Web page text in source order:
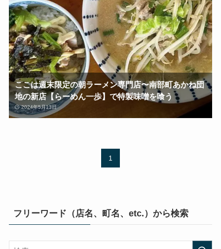
ここは週末限定の朝ラーメン専門店〜南部町あかね団
地の新店【らーめん一歩】で特製味噌を喰う
2024年5月13日
1
フリーワード（店名、町名、etc.）から検索